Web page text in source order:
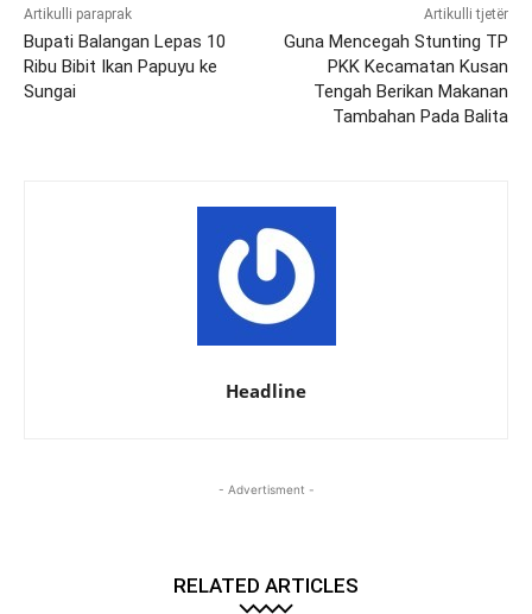
Artikulli paraprak
Bupati Balangan Lepas 10
Ribu Bibit Ikan Papuyu ke
Sungai
Artikulli tjetër
Guna Mencegah Stunting TP
PKK Kecamatan Kusan
Tengah Berikan Makanan
Tambahan Pada Balita
Headline
- Advertisment -
RELATED ARTICLES